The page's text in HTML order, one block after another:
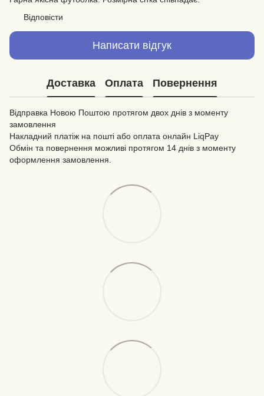
Відповісти
Написати відгук
Доставка Оплата Повернення
Відправка Новою Поштою протягом двох днів з моменту
замовлення
Накладний платіж на пошті або оплата онлайн LiqPay
Обмін та повернення можливі протягом 14 днів з моменту
оформлення замовлення.